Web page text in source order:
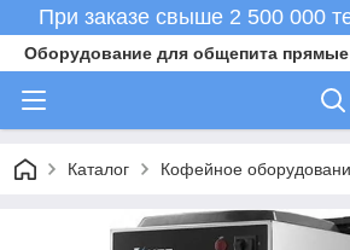
При заказе свыше 2 500 000
Оборудование для общепита прямые
Каталог Кофейное